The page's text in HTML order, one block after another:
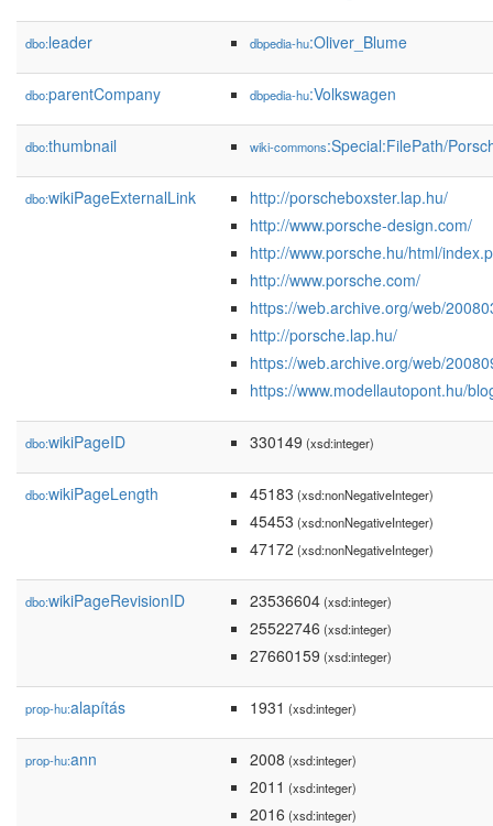
dbo:leader dbpedia-hu:Oliver_Blume
dbo:parentCompany dbpedia-hu:Volkswagen
dbo:thumbnail wiki-commons:Special:FilePath/
dbo:wikiPageExternalLink
http://porscheboxster.lap.hu/
http://www.porsche-design.com/
http://www.porsche.hu/html/
http://www.porsche.com/
https://web.archive.org/web/
http://porsche.lap.hu/
https://web.archive.org/web/
https://www.modellautopont.hu/
dbo:wikiPageID 330149 (xsd:integer)
dbo:wikiPageLength 45183 (xsd:nonNegativeInteger)
45453 (xsd:nonNegativeInteger)
47172 (xsd:nonNegativeInteger)
dbo:wikiPageRevisionID 23536604(xsd:integer)
25522746 (xsd:integer)
27660159 (xsd:integer)
prop-hu:alapítás 1931 (xsd:integer)
prop-hu:ann 2008 (xsd:integer)
2011 (xsd:integer)
2016 (xsd:integer)